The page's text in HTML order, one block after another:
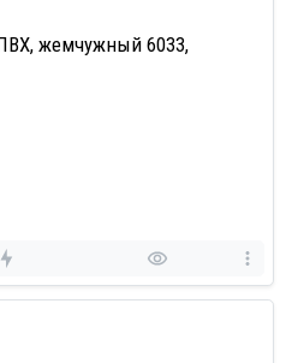
жемчужный 6033,